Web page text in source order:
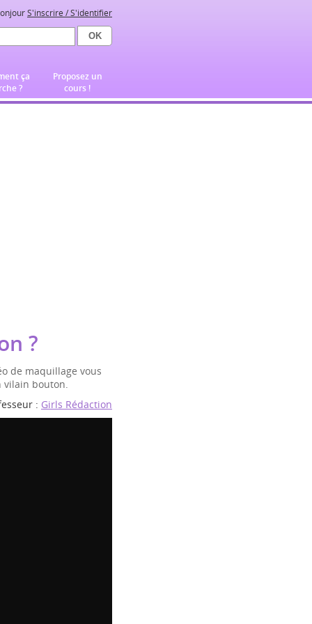
S'inscrire / S'identifier
ça
?
Proposez un
cours !
?
de maquillage vous
vilain bouton.
: Girls Rédaction